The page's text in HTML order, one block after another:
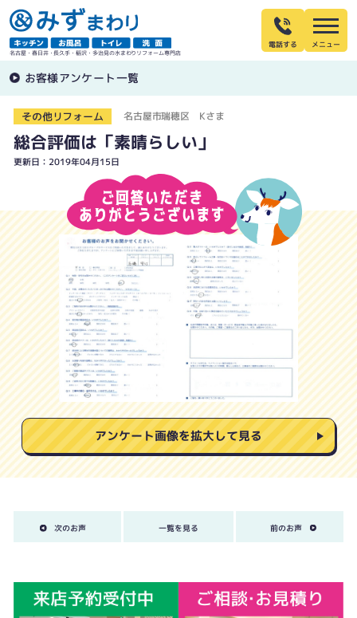
名古屋・春日井・長久手・稲沢・多治見の水まわりリフォーム専門店
電話する
お客様アンケート一覧
その他リフォーム 名古屋市瑞穂区 Kさま
総合評価は「素晴らしい」
更新日：2019年04月15日
アンケート画像を拡大して見る
次のお声 一覧を見る 前のお声